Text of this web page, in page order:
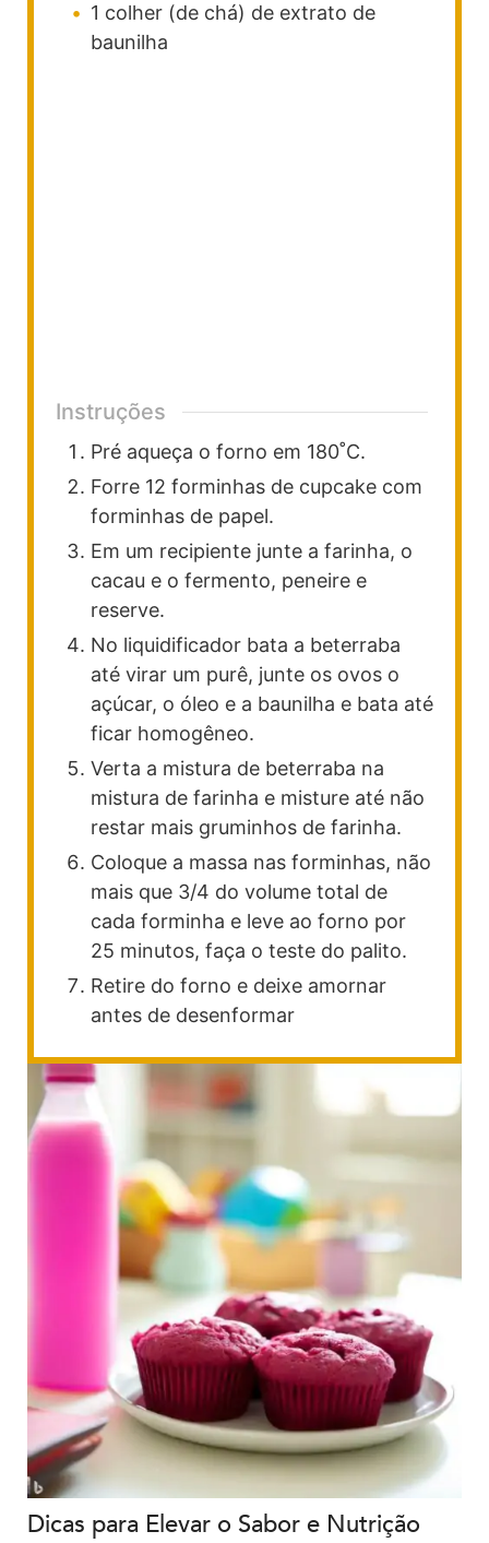
1 colher (de chá) de extrato de
baunilha
Instruções
Pré aqueça o forno em 180˚C.
Forre 12 forminhas de cupcake com
forminhas de papel.
Em um recipiente junte a farinha, o
cacau e o fermento, peneire e
reserve.
No liquidificador bata a beterraba
até virar um purê, junte os ovos o
açúcar, o óleo e a baunilha e bata até
ficar homogêneo.
Verta a mistura de beterraba na
mistura de farinha e misture até não
restar mais gruminhos de farinha.
Coloque a massa nas forminhas, não
mais que 3/4 do volume total de
cada forminha e leve ao forno por
25 minutos, faça o teste do palito.
Retire do forno e deixe amornar
antes de desenformar
Dicas para Elevar o Sabor e Nutrição